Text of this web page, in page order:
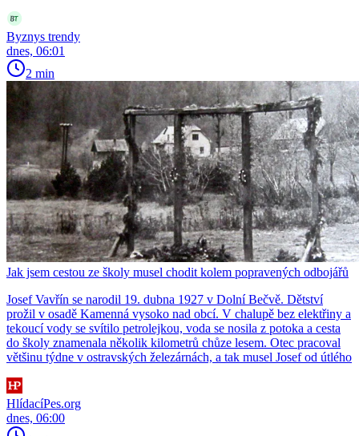
Byznys trendy
dnes, 06:01
2 min
Jak jsem cestou ze školy musel chodit kolem popravených odbojářů
Josef Vavřín se narodil 19. dubna 1927 v Dolní Bečvě. Dětství
prožil v osadě Kamenná vysoko nad obcí. V chalupě bez elektřiny a
tekoucí vody se svítilo petrolejkou, voda se nosila z potoka a cesta
do školy znamenala několik kilometrů chůze lesem. Otec pracoval
většinu týdne v ostravských železárnách, a tak musel Josef od útlého
HlídacíPes.org
dnes, 06:00